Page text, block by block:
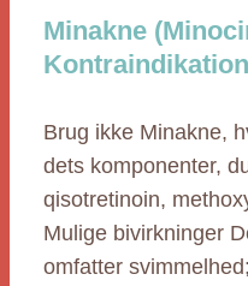
Minakne
Brug ikke Minakne,
dets komponenter,
qisotretinoin,
Mulige bivirkninger
omfatter